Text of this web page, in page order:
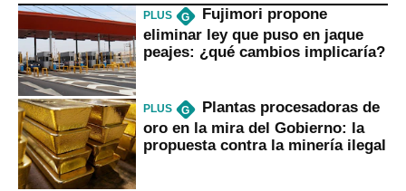
PLUS G
Fujimori propone
eliminar ley que puso en jaque
peajes: ¿qué cambios implicaría?
PLUS G
Plantas procesadoras de
oro en la mira del Gobierno: la
propuesta contra la minería ilegal